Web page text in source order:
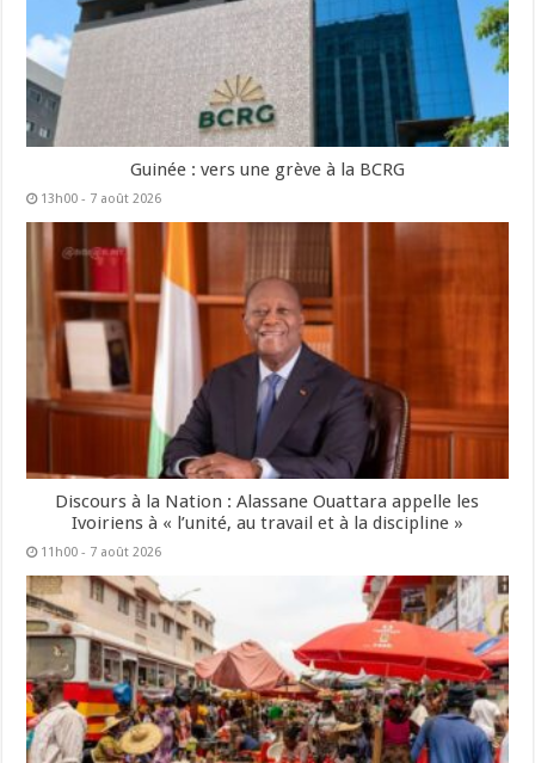
Guinée : vers une grève à la BCRG
13h00 - 7 août 2026
Discours à la Nation : Alassane Ouattara appelle les
Ivoiriens à « l’unité, au travail et à la discipline »
11h00 - 7 août 2026